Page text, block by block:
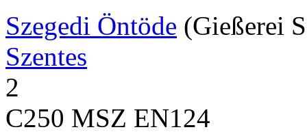
Szegedi Öntöde (Gießerei
Szentes
2
C250 MSZ EN124